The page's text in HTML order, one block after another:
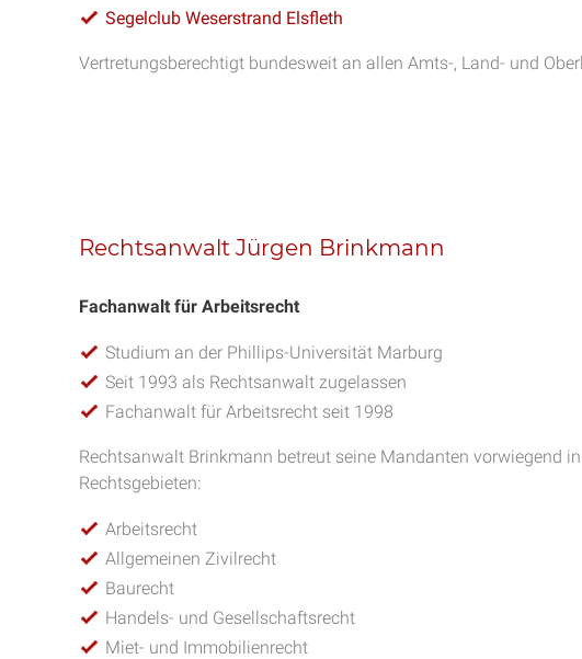
Segelclub Weserstrand Elsfleth
Vertretungsberechtigt bundesweit an allen Amts-, Land- und
Rechtsanwalt Jürgen Brinkmann
Fachanwalt für Arbeitsrecht
Studium an der Phillips-Universität Marburg
Seit 1993 als Rechtsanwalt zugelassen
Fachanwalt für Arbeitsrecht seit 1998
Rechtsanwalt Brinkmann betreut seine Mandanten vorwiegend
Rechtsgebieten:
Arbeitsrecht
Allgemeinen Zivilrecht
Baurecht
Handels- und Gesellschaftsrecht
Miet- und Immobilienrecht